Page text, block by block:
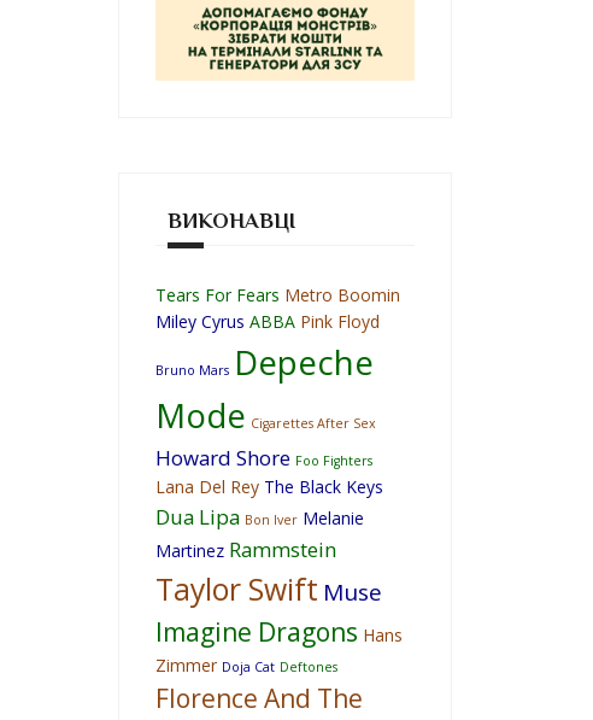
ВИКОНАВЦІ
Tears For Fears Metro Boomin
Miley Cyrus ABBA Pink Floyd
Bruno Mars Depeche
Mode Cigarettes After Sex
Howard Shore Foo Fighters
Lana Del Rey The Black Keys
Dua Lipa Bon Iver Melanie
Martinez Rammstein
Taylor Swift Muse
Imagine Dragons Hans
Zimmer Doja Cat Deftones
Florence And The